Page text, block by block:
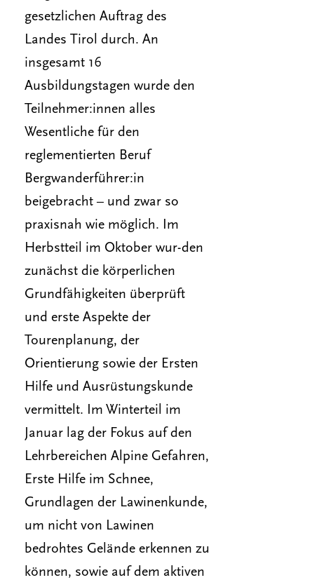
gesetzlichen Auftrag des
Landes Tirol durch. An
insgesamt 16
Ausbildungstagen wurde den
Teilnehmer:innen alles
Wesentliche für den
reglementierten Beruf
Bergwanderführer:in
beigebracht – und zwar so
praxisnah wie möglich. Im
Herbstteil im Oktober wur-den
zunächst die körperlichen
Grundfähigkeiten überprüft
und erste Aspekte der
Tourenplanung, der
Orientierung sowie der Ersten
Hilfe und Ausrüstungskunde
vermittelt. Im Winterteil im
Januar lag der Fokus auf den
Lehrbereichen Alpine Gefahren,
Erste Hilfe im Schnee,
Grundlagen der Lawinenkunde,
um nicht von Lawinen
bedrohtes Gelände erkennen zu
können, sowie auf dem aktiven